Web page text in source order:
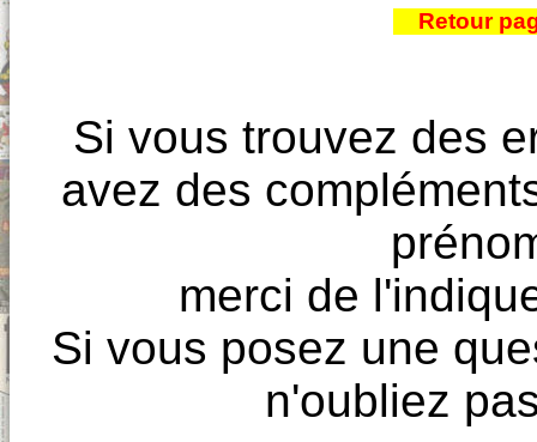
Retour
Si vous trouvez des
avez des
merci de
Si vous posez une
n'oubliez